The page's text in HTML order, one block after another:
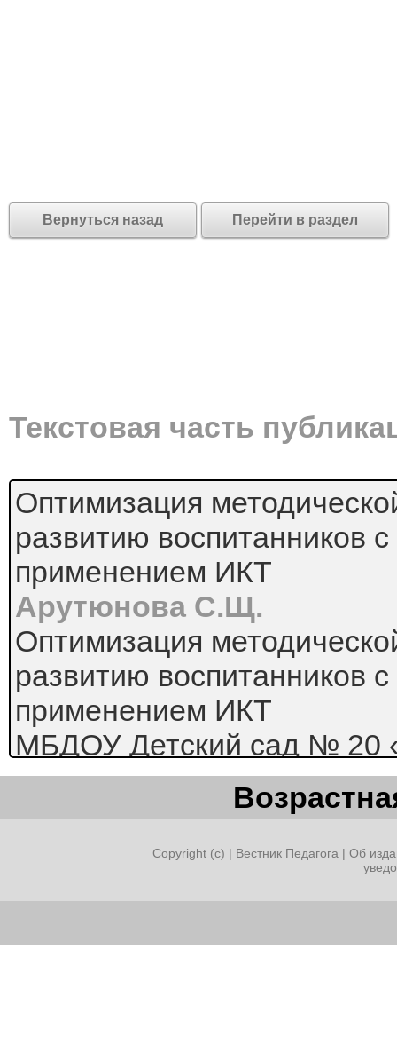
Вернуться назад Перейти в раздел
Текстовая часть
Оптимизация
развитию воспитанников с
применением ИКТ
Арутюнова С.Щ.
Оптимизация
развитию воспитанников с
применением ИКТ
МБДОУ Детский сад № 20
Оптимизация
речевому развитию
применением ИКТ.
Информатизация
затрагивающих все
Copyright (c) | Вестник Педагога | Об